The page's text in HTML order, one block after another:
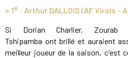
> 1e : Arthur DALLOIS (AF Virois -
Si Dorian Charlier, Zourab
Tshipamba ont brillé et auraient
meilleur joueur de la saison, c'est